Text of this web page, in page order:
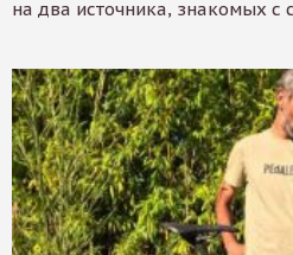
на два источника, знакомых с